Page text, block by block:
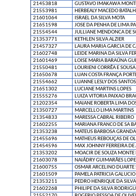
21453818
GUSTAVO IMAKAWA
21553981
HERBEALY MACEDO
21601064
ISRAEL DA SILVA MOTA
21651598
JOSE DA PENHA DE LIMA
21554544
JULLIANE MENDONCA DE
21353771
KETHLEN SILVA ALZIER
21457327
LAURA MARIA GARCIA DE
21602748
LEIDE MARINA DA SILVA
21601469
LOISE MARIA BARAÚNA
21550481
LOURIENI CORRÊA E SOUSA
21650678
LUAN COSTA FRANÇA
21554662
LUANNE LESLY DOS
21651302
LUCIANE MARTINS LOPES
21555276
LUIZA VITORIA PAIXAO
21202354
MAIANE ROBERTA LIMA
21350727
MARCELLO LIMA MARTINS
21354833
MARESSA CABRAL RIBEIRO
21602255
MARIANA FRANCO DE SA
21353238
MATEUS BARBOSA
21455696
MATHEUS REBOUÇAS DE
21454596
MAX JOHNNY FERREIRA
21353202
MOACIR DE SOUZA MONTE
21603078
NAIÁDRY GUIMARÃES
21600755
OSMAR ARCELINO DUARTE
21601509
PAMELA PATRICIA
21353211
PEDRO HENRIQUE DA
21602268
PHILIPE DA SILVA